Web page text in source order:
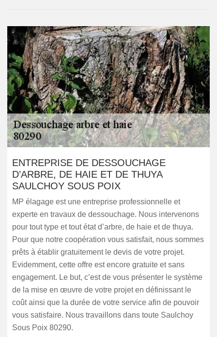
ENTREPRISE DE DESSOUCHAGE
D’ARBRE, DE HAIE ET DE THUYA
SAULCHOY SOUS POIX
MP élagage est une entreprise professionnelle et
experte en travaux de dessouchage. Nous intervenons
pour tout type et tout état d’arbre, de haie et de thuya.
Pour que notre coopération vous satisfait, nous sommes
prêts à établir gratuitement le devis de votre projet.
Evidemment, cette offre est encore gratuite et sans
engagement. Le but, c’est de vous présenter le système
de la mise en œuvre de votre projet en définissant le
coût ainsi que la durée de votre service afin de pouvoir
vous satisfaire. Nous travaillons dans toute Saulchoy
Sous Poix 80290.